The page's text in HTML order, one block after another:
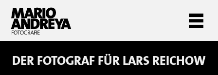
DER FOTOGRAF FÜR LARS REICHOW